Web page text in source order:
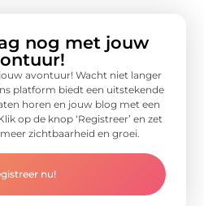
nog met jouw
avontuur! Wacht niet langer
platform biedt een uitstekende
horen en jouw blog met een
op de knop ‘Registreer’ en zet
zichtbaarheid en groei.
nu!